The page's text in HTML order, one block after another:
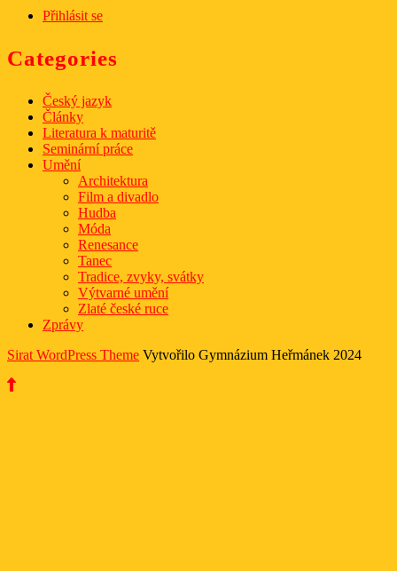
Přihlásit se
Categories
Český jazyk
Články
Literatura k maturitě
Seminární práce
Umění
Architektura
Film a divadlo
Hudba
Móda
Renesance
Tanec
Tradice, zvyky, svátky
Výtvarné umění
Zlaté české ruce
Zprávy
Sirat WordPress Theme Vytvořilo Gymnázium Heřmánek 2024
Scroll